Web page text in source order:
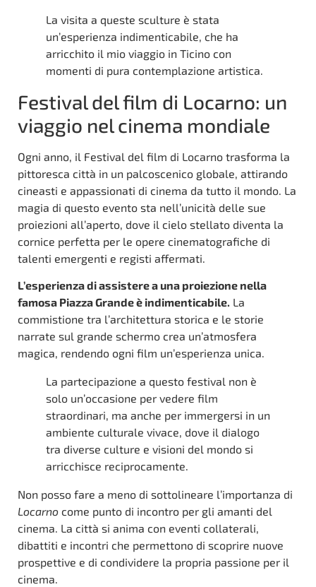
La visita a queste sculture è stata
un’esperienza indimenticabile, che ha
arricchito il mio viaggio in Ticino con
momenti di pura contemplazione artistica.
Festival del film di Locarno: un
viaggio nel cinema mondiale
Ogni anno, il Festival del film di Locarno trasforma la
pittoresca città in un palcoscenico globale, attirando
cineasti e appassionati di cinema da tutto il mondo. La
magia di questo evento sta nell’unicità delle sue
proiezioni all’aperto, dove il cielo stellato diventa la
cornice perfetta per le opere cinematografiche di
talenti emergenti e registi affermati.
L’esperienza di assistere a una proiezione nella
famosa Piazza Grande è indimenticabile. La
commistione tra l’architettura storica e le storie
narrate sul grande schermo crea un’atmosfera
magica, rendendo ogni film un’esperienza unica.
La partecipazione a questo festival non è
solo un’occasione per vedere film
straordinari, ma anche per immergersi in un
ambiente culturale vivace, dove il dialogo
tra diverse culture e visioni del mondo si
arricchisce reciprocamente.
Non posso fare a meno di sottolineare l’importanza di
Locarno come punto di incontro per gli amanti del
cinema. La città si anima con eventi collaterali,
dibattiti e incontri che permettono di scoprire nuove
prospettive e di condividere la propria passione per il
cinema.